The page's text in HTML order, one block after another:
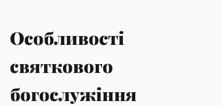
Особливості
святкового
богослужіння